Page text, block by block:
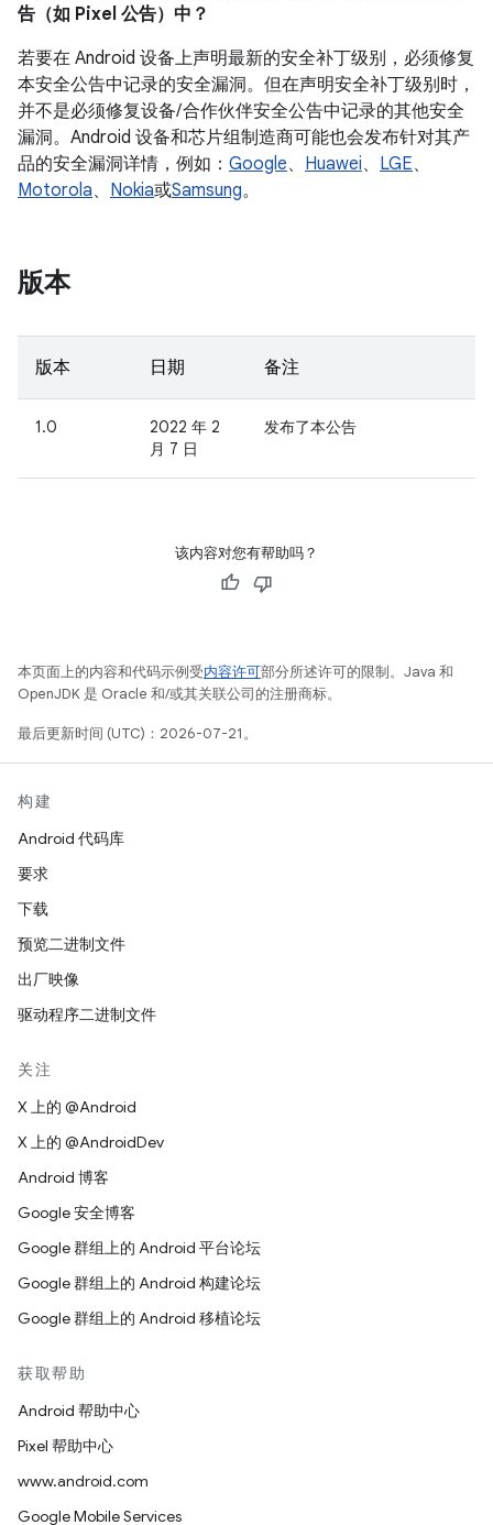
告（如 Pixel 公告）中？
若要在 Android 设备上声明最新的安全补丁级别，必须修复
本安全公告中记录的安全漏洞。但在声明安全补丁级别时，
并不是必须修复设备/ 合作伙伴安全公告中记录的其他安全
漏洞。Android 设备和芯片组制造商可能也会发布针对其产
品的安全漏洞详情，例如： Google、 Huawei、 LGE、
Motorola、 Nokia或Samsung。
版本
版本 日期 备注
1.0
2022 年 2
月 7 日
发布了本公告
该内容对您有帮助吗？
本页面上的内容和代码示例受内容许可部分所述许可的限制。Java 和
OpenJDK 是 Oracle 和/或其关联公司的注册商标。
最后更新时间 (UTC)：2026-07-21。
构建
Android 代码库
要求
下载
预览二进制文件
出厂映像
驱动程序二进制文件
关注
X 上的 @Android
X 上的 @AndroidDev
Android 博客
Google 安全博客
Google 群组上的 Android 平台论坛
Google 群组上的 Android 构建论坛
Google 群组上的 Android 移植论坛
获取帮助
Android 帮助中心
Pixel 帮助中心
www.android.com
Google Mobile Services